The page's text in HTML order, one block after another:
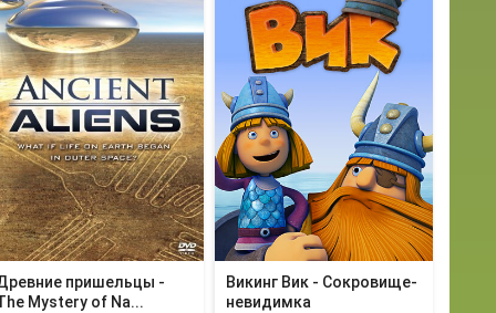
пришельцы -
Mystery of Na...
Викинг Вик - Сокровище-
невидимка